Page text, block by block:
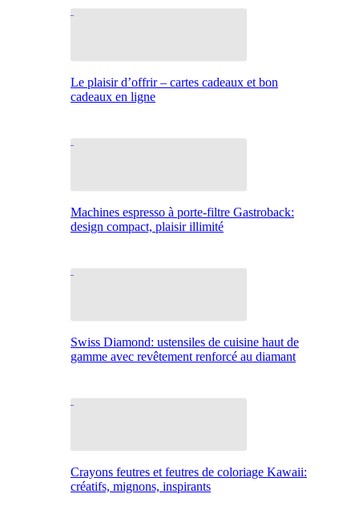
Le plaisir d’offrir – cartes cadeaux et bon
cadeaux en ligne
Machines espresso à porte-filtre Gastroback:
design compact, plaisir illimité
Swiss Diamond: ustensiles de cuisine haut de
gamme avec revêtement renforcé au diamant
Crayons feutres et feutres de coloriage Kawaii:
créatifs, mignons, inspirants